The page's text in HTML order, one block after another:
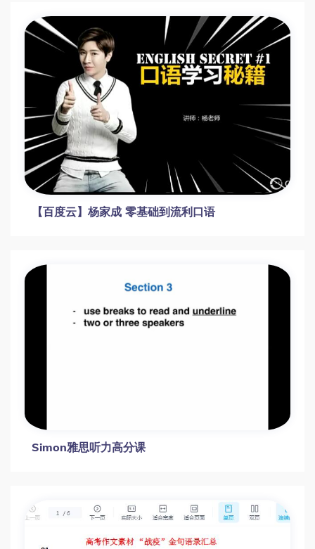
【百度云】杨家成 零基础到流利口语
Simon雅思听力高分课